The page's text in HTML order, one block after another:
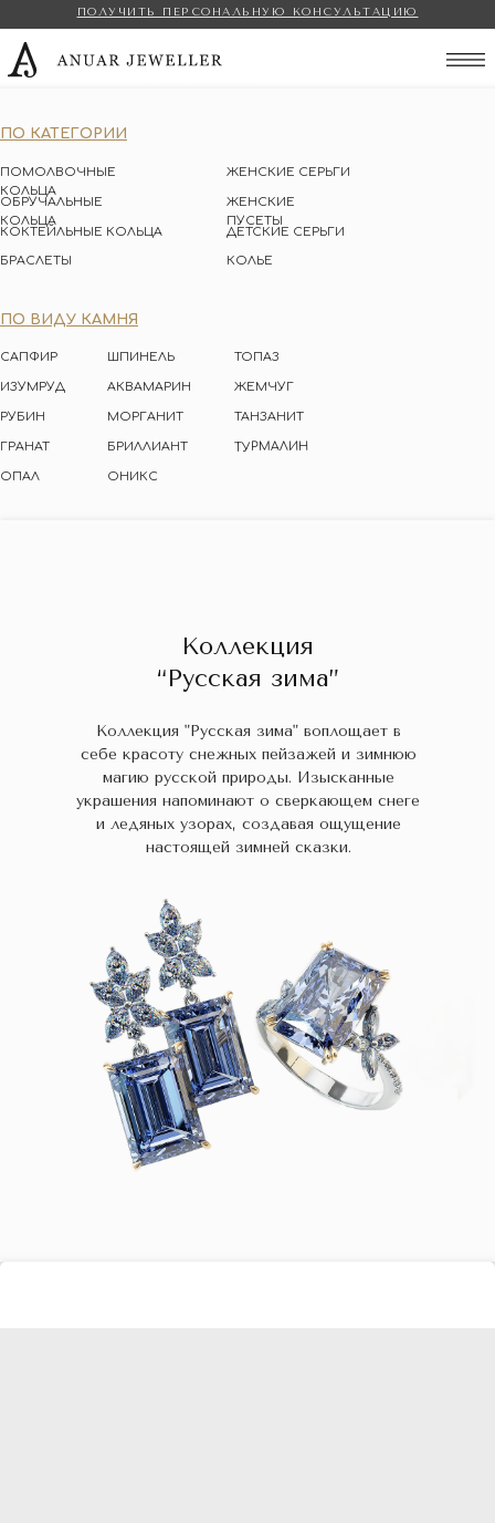
ПОЛУЧИТЬ ПЕРСОНАЛЬНУЮ КОНСУЛЬТАЦИЮ
ПО КАТЕГОРИИ
ПОМОЛВОЧНЫЕ
КОЛЬЦА
ОБРУЧАЛЬНЫЕ
КОЛЬЦА
ЖЕНСКИЕ СЕРЬГИ
КОКТЕЙЛЬНЫЕ КОЛЬЦА
ЖЕНСКИЕ
ПУСЕТЫ
ДЕТСКИЕ СЕРЬГИ
БРАСЛЕТЫ
КОЛЬЕ
ПО ВИДУ КАМНЯ
САПФИР
ИЗУМРУД
ШПИНЕЛЬ
РУБИН
АКВАМАРИН
МОРГАНИТ
ГРАНАТ БРИЛЛИАНТ
ТОПАЗ
ЖЕМЧУГ
ТУРМАЛИН
ТАНЗАНИТ
ОНИКС
ОПАЛ
Коллекция
“Русская зима”
Коллекция "Русская зима" воплощает в
себе красоту снежных пейзажей и зимнюю
магию русской природы. Изысканные
украшения напоминают о сверкающем снеге
и ледяных узорах, создавая ощущение
настоящей зимней сказки.